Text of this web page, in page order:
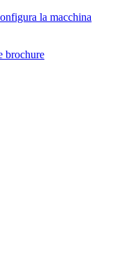
la macchina
brochure